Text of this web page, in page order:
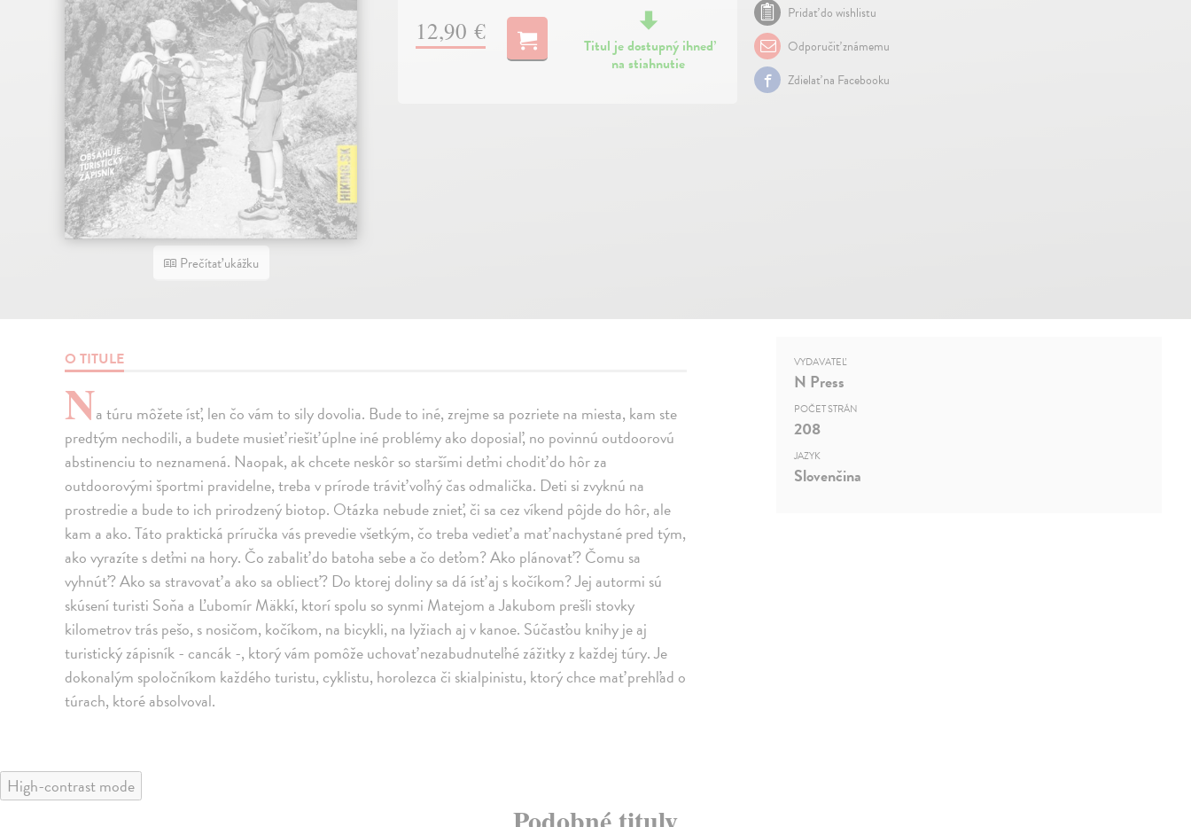
Prečítať ukážku
12,90 €
Titul je dostupný ihneď
na stiahnutie
Pridať do wishlistu
Odporučiť známemu
Zdielať na Facebooku
O TITULE
Na túru môžete ísť, len čo vám to sily dovolia. Bude to iné, zrejme sa pozriete na miesta, kam ste
predtým nechodili, a budete musieť riešiť úplne iné problémy ako doposiaľ, no povinnú outdoorovú
abstinenciu to neznamená. Naopak, ak chcete neskôr so staršími deťmi chodiť do hôr za
outdoorovými športmi pravidelne, treba v prírode tráviť voľný čas odmalička. Deti si zvyknú na
prostredie a bude to ich prirodzený biotop. Otázka nebude znieť, či sa cez víkend pôjde do hôr, ale
kam a ako. Táto praktická príručka vás prevedie všetkým, čo treba vedieť a mať nachystané pred tým,
ako vyrazíte s deťmi na hory. Čo zabaliť do batoha sebe a čo deťom? Ako plánovať? Čomu sa
vyhnúť? Ako sa stravovať a ako sa obliecť? Do ktorej doliny sa dá ísť aj s kočíkom? Jej autormi sú
skúsení turisti Soňa a Ľubomír Mäkkí, ktorí spolu so synmi Matejom a Jakubom prešli stovky
kilometrov trás pešo, s nosičom, kočíkom, na bicykli, na lyžiach aj v kanoe. Súčasťou knihy je aj
turistický zápisník - cancák -, ktorý vám pomôže uchovať nezabudnuteľné zážitky z každej túry. Je
dokonalým spoločníkom každého turistu, cyklistu, horolezca či skialpinistu, ktorý chce mať prehľad o
túrach, ktoré absolvoval.
VYDAVATEĽ
N Press
POČET STRÁN
208
JAZYK
Slovenčina
High-contrast mode